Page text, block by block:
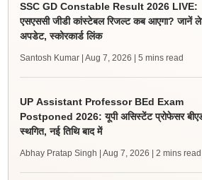
SSC GD Constable Result 2026 LIVE:
एसएससी जीडी कांस्टेबल रिजल्ट कब आएगा? जानें
अपडेट, स्कोरकार्ड लिंक
Santosh Kumar | Aug 7, 2026 | 5 mins read
UP Assistant Professor BEd Exam
Postponed 2026: यूपी असिस्टेंट प्रोफेसर बीएड
स्थगित, नई तिथि बाद में
Abhay Pratap Singh | Aug 7, 2026 | 2 mins read